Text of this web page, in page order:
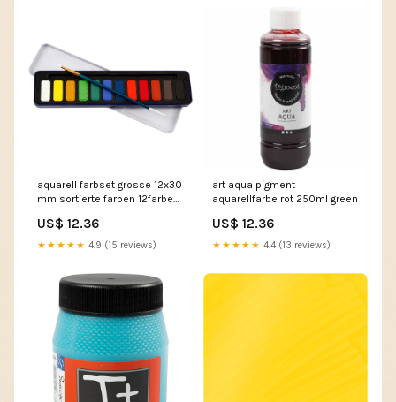
aquarell farbset grosse 12x30
mm sortierte farben 12farben
US$ 12.36
★★★★★ 4.9 (15 reviews)
art aqua pigment
aquarellfarbe rot 250ml green
US$ 12.36
★★★★★ 4.4 (13 reviews)